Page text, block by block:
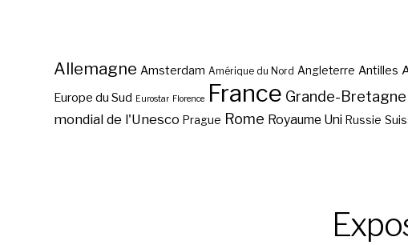
Allemagne Amsterdam Amérique du Nord Angleterre Antilles
Europe du Sud Eurostar Florence France Grande-Bretagne
mondial de l'Unesco Prague Rome Royaume Uni Russie